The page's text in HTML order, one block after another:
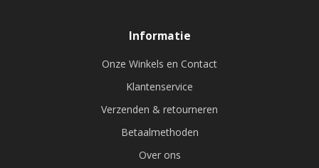
Informatie
Onze Winkels en Contact
Klantenservice
Verzenden & retourneren
Betaalmethoden
Over ons